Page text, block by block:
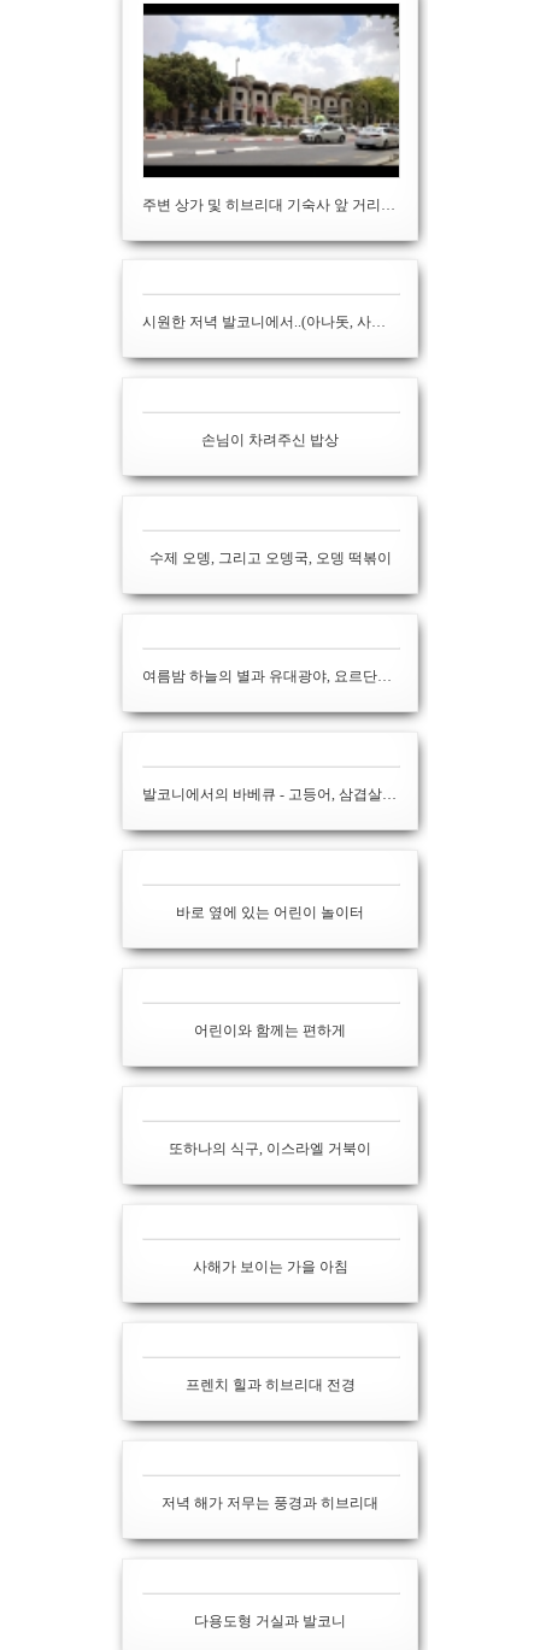
시원한 저녁 발코니에서..(아나돗, 사해, 느보산이 한 눈에)
손님이 차려주신 밥상
수제 오뎅, 그리고 오뎅국, 오뎅 떡볶이
여름밤 하늘의 별과 유대광야, 요르단까지 볼 수 있는 야경
발코니에서의 바베큐 - 고등어, 삼겹살, 군고구마와 군감자
바로 옆에 있는 어린이 놀이터
어린이와 함께는 편하게
또하나의 식구, 이스라엘 거북이
사해가 보이는 가을 아침
프렌치 힐과 히브리대 전경
저녁 해가 저무는 풍경과 히브리대
다용도형 거실과 발코니